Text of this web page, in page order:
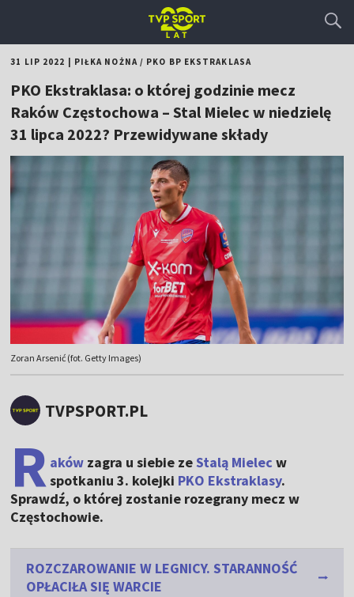
31 LIP 2022 PIŁKA NOŻNA/ PKO BP EKSTRAKLASA
PKO Ekstraklasa: o której godzinie mecz
Raków Częstochowa – Stal Mielec w niedzielę
31 lipca 2022? Przewidywane składy
Zoran Arsenić (fot. Getty Images)
TVPSPORT.PL
R aków zagra u siebie zeStalą Mielec w
spotkaniu 3. kolejki PKO Ekstraklasy.
Sprawdź, o której zostanie rozegrany mecz w
Częstochowie.
ROZCZAROWANIE W LEGNICY. STARANNOŚĆ
OPŁACIŁA SIĘ WARCIE